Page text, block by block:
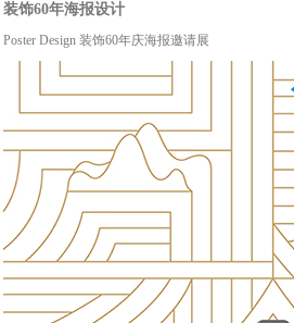
装饰60年海报设计
Poster Design 装饰60年庆海报邀请展